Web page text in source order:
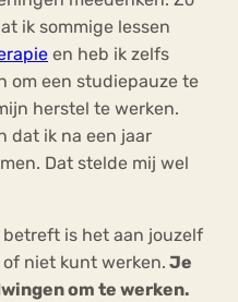
ik sommige lessen
en heb ik zelfs
om een studiepauze te
herstel te werken.
dat ik na een jaar
Dat stelde mij wel
betreft is het aan jouzelf
niet kunt werken. Je
om te werken.